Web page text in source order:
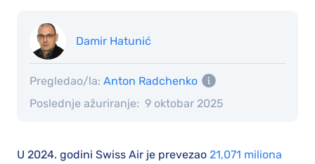
Damir Hatunić
Poslednje ažuriranje: 9 oktobar 2025
Pregledao/la: Anton Radchenko
U 2024. godini Swiss Air je prevezao 21,071 miliona